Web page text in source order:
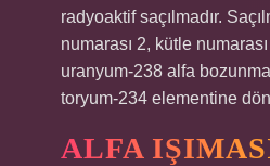
radyoaktif saçılmadır.
numarası 2, kütle
uranyum-238 alfa
toryum-234 elementine
ALFA